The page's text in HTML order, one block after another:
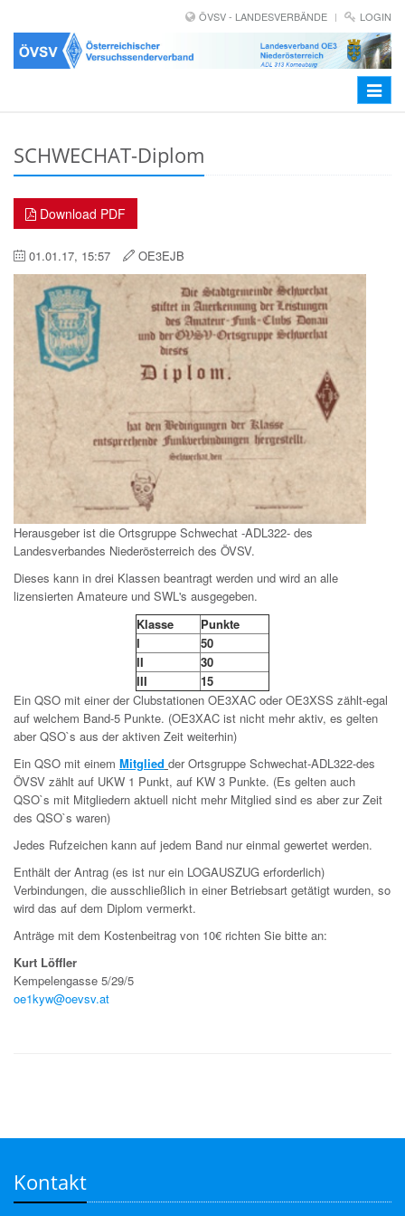
ÖVSV - LANDESVERBÄNDE LOGIN
Toggle
SCHWECHAT-Diplom
Download PDF
01.01.17, 15:57 OE3EJB
Herausgeber ist die Ortsgruppe Schwechat -ADL322- des
Landesverbandes Niederösterreich des ÖVSV.
Dieses kann in drei Klassen beantragt werden und wird an alle
lizensierten Amateure und SWL's ausgegeben.
Klasse
Punkte
I
50
II
30
III
15
Ein QSO mit einer der Clubstationen OE3XAC oder OE3XSS zählt-egal
auf welchem Band-5 Punkte. (OE3XAC ist nicht mehr aktiv, es gelten
aber QSO`s aus der aktiven Zeit weiterhin)
Ein QSO mit einem Mitglied der Ortsgruppe Schwechat-ADL322-des
ÖVSV zählt auf UKW 1 Punkt, auf KW 3 Punkte. (Es gelten auch
QSO`s mit Mitgliedern aktuell nicht mehr Mitglied sind es aber zur Zeit
des QSO`s waren)
Jedes Rufzeichen kann auf jedem Band nur einmal gewertet werden.
Enthält der Antrag (es ist nur ein LOGAUSZUG erforderlich)
Verbindungen, die ausschließlich in einer Betriebsart getätigt wurden, so
wird das auf dem Diplom vermerkt.
Anträge mit dem Kostenbeitrag von 10€ richten Sie bitte an:
Kurt Löffler
Kempelengasse 5/29/5
oe1kyw@oevsv.at
Kontakt